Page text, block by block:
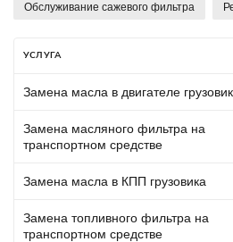
Обслуживание сажевого фильтра
УСЛУГА
Замена масла в двигателе
Замена масляного фильтра на
транспортном средстве
Замена масла в КПП грузовика
Замена топливного фильтра на
транспортном средстве